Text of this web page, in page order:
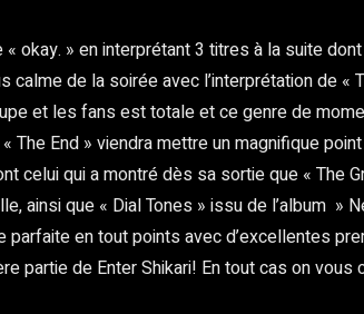
okay. » en interprétant 3 titres à la suite
de la soirée avec l’interprétation de
et les fans est totale et ce genre de
The End » viendra mettre un magnifique
celui qui a montré dès sa sortie que «
ainsi que « Dial Tones » issu de l’album »
en tout points avec d’excellentes
partie de Enter Shikari! En tout cas on